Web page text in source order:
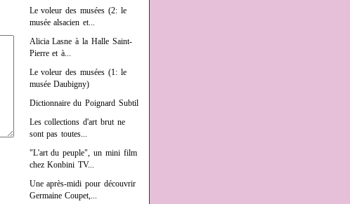
Le voleur des musées (2: le
musée alsacien et...
Alicia Lasne à la Halle Saint-
Pierre et à...
Le voleur des musées (1: le
musée Daubigny)
Dictionnaire du Poignard Subtil
Les collections d'art brut ne
sont pas toutes...
"L'art du peuple", un mini film
chez Konbini TV...
Une après-midi pour découvrir
Germaine Coupet,...